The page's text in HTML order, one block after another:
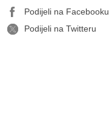
Podijeli na Facebooku
Podijeli na Twitteru